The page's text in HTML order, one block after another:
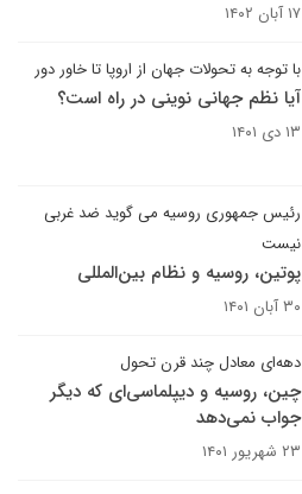
۱۷ آبان ۱۴۰۲
با توجه به تحولات جهان از اروپا تا خاور دور
آیا نظم جهانی نوینی در راه است؟
۱۳ دی ۱۴۰۱
رئیس جمهوری روسیه می گوید ضد غربی
نیست
پوتین، روسیه و نظام بین‌المللی
۳۰ آبان ۱۴۰۱
دهه‌ای معادل چند قرن تحول
چین، روسیه و دیپلماسی‌ای که دیگر
جواب نمی‌دهد
۲۳ شهریور ۱۴۰۱